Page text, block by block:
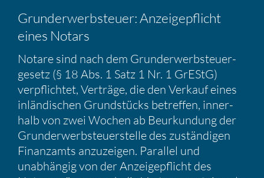
Grund­er­werb­steuer: Anzei­ge­pflicht
eines Notars
Notare sind nach dem Grund­er­werb­steu­er­
ge­setz (§ 18 Abs. 1 Satz 1 Nr. 1 GrEStG)
verpflichtet, Verträge, die den Verkauf eines
inlän­di­schen Grund­stücks betreffen, inner­
halb von zwei Wochen ab Beurkun­dung der
Grund­er­werb­steu­er­stelle des zustän­digen
Finanz­amts anzuzeigen. Parallel und
unabhängig von der Anzei­ge­pflicht des